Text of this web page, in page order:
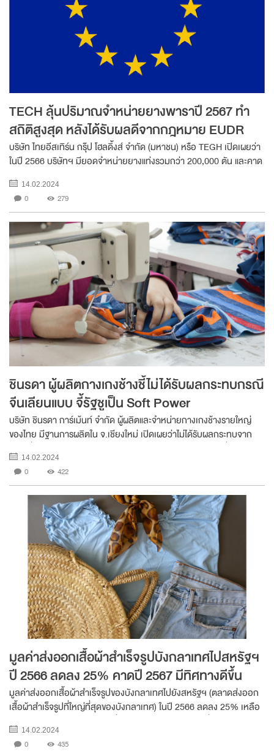
TECH ลุ้นปริมาณจำหน่ายยางพาราปี 2567 ทำ
สถิติสูงสุด หลังได้รับผลดีจากกฎหมาย EUDR
บริษัท ไทยอีสเทิร์น กรุ๊ป โฮลดิ้งส์ จำกัด (มหาชน) หรือ TEGH เปิดเผยว่า
ในปี 2566 บริษัทฯ มียอดจำหน่ายยางแท่งรวมกว่า 200,000 ตัน และคาด
ว่าแนวโน้มการดำเนินธุรกิจของบริษัทฯ ในปี 2567 ยังมีทิศทางสดใส โดย
เฉพาะธุรกิจผลิตและจำห...
14.02.2024
0 279
ชินรดา ผู้ผลิตกางเกงช้างชี้ไม่ได้รับผลกระทบกรณี
จีนเลียนแบบ จี้รัฐชูเป็น Soft Power
บริษัท ชินรดา การ์เม้นท์ จำกัด ผู้ผลิตและจำหน่ายกางเกงช้างรายใหญ่
ของไทย มีฐานการผลิตใน จ.เชียงใหม่ เปิดเผยว่าไม่ได้รับผลกระทบจาก
สะท้อนได้จากยอดจำหน่ายที่เพิ่มขึ...
14.02.2024
0 422
มูลค่าส่งออกเสื้อผ้าสำเร็จรูปบังกลาเทศไปสหรัฐฯ
ปี 2566 ลดลง 25% คาดปี 2567 มีทิศทางดีขึ้น
มูลค่าส่งออกเสื้อผ้าสำเร็จรูปของบังกลาเทศไปยังสหรัฐฯ (ตลาดส่งออก
เสื้อผ้าสำเร็จรูปที่ใหญ่ที่สุดของบังกลาเทศ) ในปี 2566 ลดลง 25% เหลือ
ชะลอการนำเข้าจากแรงกดด...
14.02.2024
0 435